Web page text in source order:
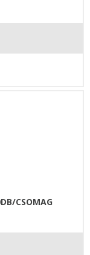
CSOMAG